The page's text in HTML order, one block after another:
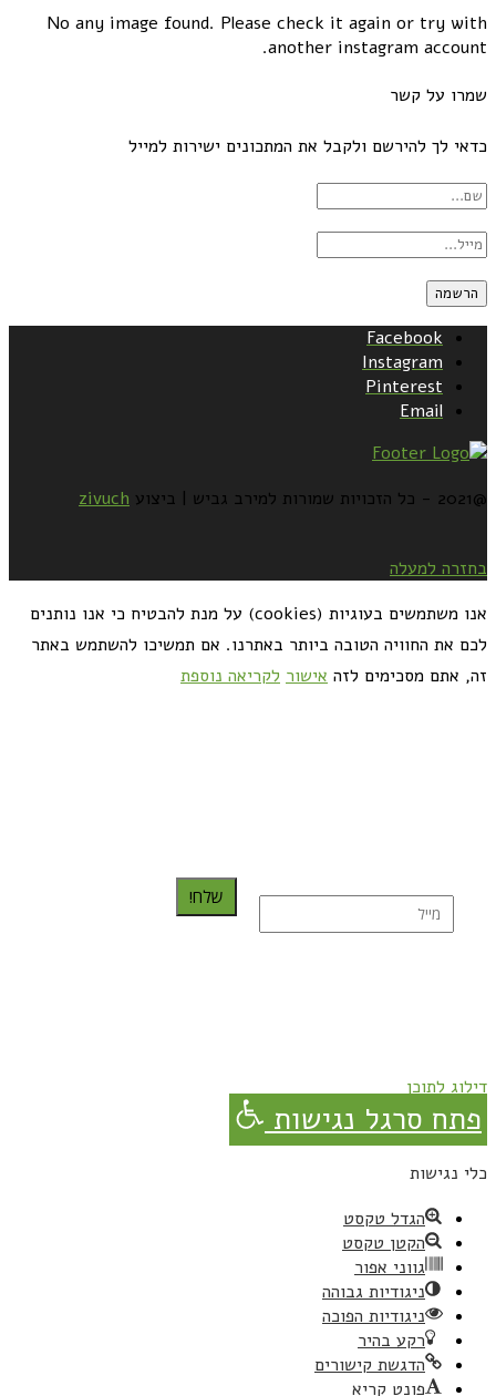
No any image found. Please check it again or try with
another instagram account.
שמרו על קשר
כדאי לך להירשם ולקבל את המתכונים ישירות למייל
Facebook
Instagram
Pinterest
Email
@2021 - כל הזכויות שמורות למירב גביש | ביצוע zivuch
בחזרה למעלה
אנו משתמשים בעוגיות (cookies) על מנת להבטיח כי אנו נותנים
לכם את החוויה הטובה ביותר באתרנו. אם תמשיכו להשתמש באתר
זה, אתם מסכימים לזה אישור לקריאה נוספת
שלח!
דילוג לתוכן
פתח סרגל נגישות
כלי נגישות
הגדל טקסט
הקטן טקסט
גווני אפור
ניגודיות גבוהה
ניגודיות הפוכה
רקע בהיר
הדגשת קישורים
פונט קריא